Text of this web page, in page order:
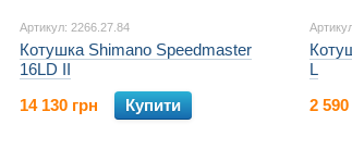
Артикул: 2266.27.84
Котушка Shimano Speedmaster
16LD II
14 130 грн
Купити
L
2 590